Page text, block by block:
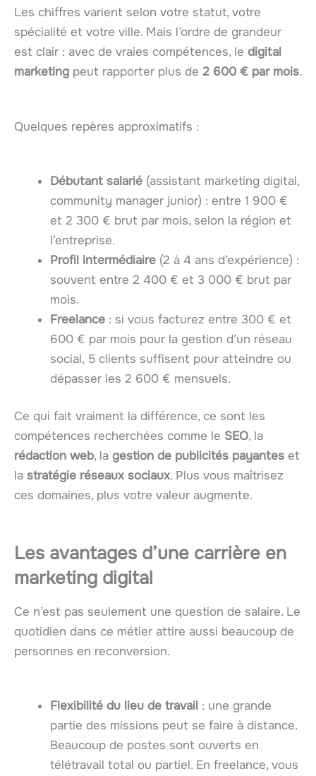
Les chiffres varient selon votre statut, votre
spécialité et votre ville. Mais l’ordre de grandeur
est clair : avec de vraies compétences, le digital
marketing peut rapporter plus de 2 600 € par mois.
Quelques repères approximatifs :
Débutant salarié (assistant marketing digital,
community manager junior) : entre 1 900 €
et 2 300 € brut par mois, selon la région et
l’entreprise.
Profil intermédiaire (2 à 4 ans d’expérience) :
souvent entre 2 400 € et 3 000 € brut par
mois.
Freelance : si vous facturez entre 300 € et
600 € par mois pour la gestion d’un réseau
social, 5 clients suffisent pour atteindre ou
dépasser les 2 600 € mensuels.
Ce qui fait vraiment la différence, ce sont les
compétences recherchées comme le SEO, la
rédaction web, la gestion de publicités payantes et
la stratégie réseaux sociaux. Plus vous maîtrisez
ces domaines, plus votre valeur augmente.
Les avantages d’une carrière en
marketing digital
Ce n’est pas seulement une question de salaire. Le
quotidien dans ce métier attire aussi beaucoup de
personnes en reconversion.
Flexibilité du lieu de travail : une grande
partie des missions peut se faire à distance.
Beaucoup de postes sont ouverts en
télétravail total ou partiel. En freelance, vous